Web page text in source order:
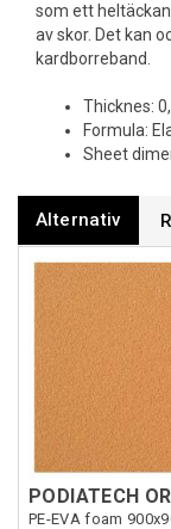
som ett
av skor. Det kan
kardborreband.
Thicknes:
Formula:
Sheet
Alternativ
PE-EVA foam